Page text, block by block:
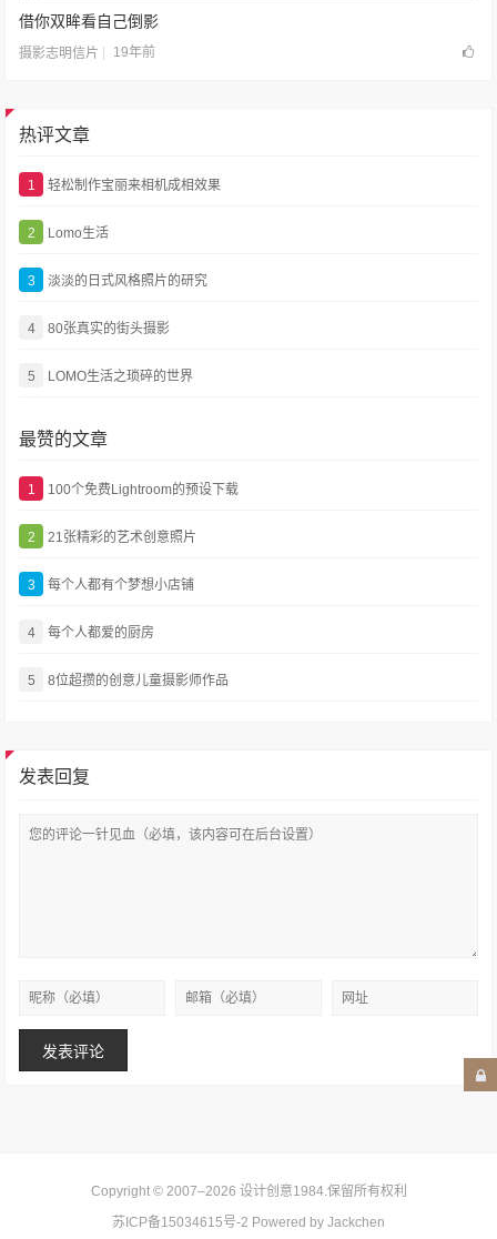
借你双眸看自己倒影
摄影志明信片 19年前
热评文章
1 轻松制作宝丽来相机成相效果
2 Lomo生活
3 淡淡的日式风格照片的研究
4 80张真实的街头摄影
5 LOMO生活之琐碎的世界
最赞的文章
1 100个免费Lightroom的预设下载
2 21张精彩的艺术创意照片
3 每个人都有个梦想小店铺
4 每个人都爱的厨房
5 8位超攒的创意儿童摄影师作品
发表回复
Copyright © 2007–2026 设计创意1984.保留所有权利
苏ICP备15034615号-2 Powered by Jackchen